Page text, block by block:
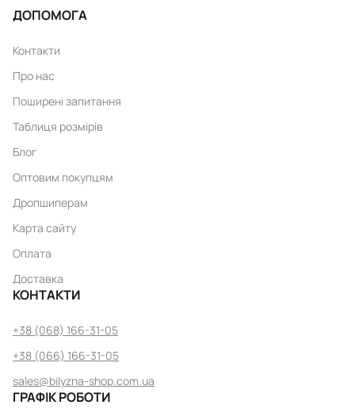
ДОПОМОГА
Контакти
Про нас
Поширені запитання
Таблиця розмірів
Блог
Оптовим покупцям
Дропшиперам
Карта сайту
Оплата
Доставка
КОНТАКТИ
+38 (068) 166-31-05
+38 (066) 166-31-05
sales@bilyzna-shop.com.ua
ГРАФІК РОБОТИ